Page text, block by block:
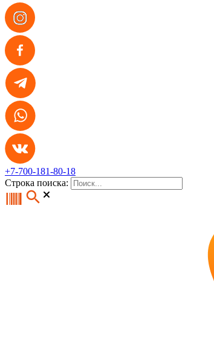
+7-700-181-80-18
Строка поиска: